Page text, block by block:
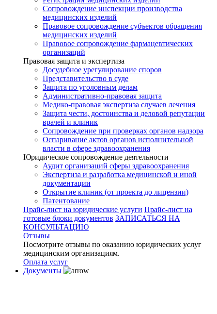
Сопровождение инспекции производства
медицинских изделий
Правовое сопровождение субъектов обращения
медицинских изделий
Правовое сопровождение фармацевтических
организаций
Правовая защита и экспертиза
Досудебное урегулирование споров
Представительство в суде
Защита по уголовным делам
Административно-правовая защита
Медико-правовая экспертиза случаев лечения
Защита чести, достоинства и деловой репутации
врачей и клиник
Сопровождение при проверках органов надзора
Оспаривание актов органов исполнительной
власти в сфере здравоохранения
Юридическое сопровождение деятельности
Аудит организаций сферы здравоохранения
Экспертиза и разработка медицинской и иной
документации
Открытие клиник (от проекта до лицензии)
Патентование
Прайс-лист на юридические услуги Прайс-лист на
готовые блоки документов ЗАПИСАТЬСЯ НА
КОНСУЛЬТАЦИЮ
Отзывы
Посмотрите отзывы по оказанию юридических услуг
медицинским организациям.
Оплата услуг
Документы